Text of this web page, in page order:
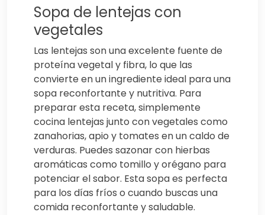
Sopa de lentejas con
vegetales
Las lentejas son una excelente fuente de
proteína vegetal y fibra, lo que las
convierte en un ingrediente ideal para una
sopa reconfortante y nutritiva. Para
preparar esta receta, simplemente
cocina lentejas junto con vegetales como
zanahorias, apio y tomates en un caldo de
verduras. Puedes sazonar con hierbas
aromáticas como tomillo y orégano para
potenciar el sabor. Esta sopa es perfecta
para los días fríos o cuando buscas una
comida reconfortante y saludable.